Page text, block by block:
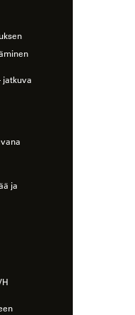
jatkuva
ja